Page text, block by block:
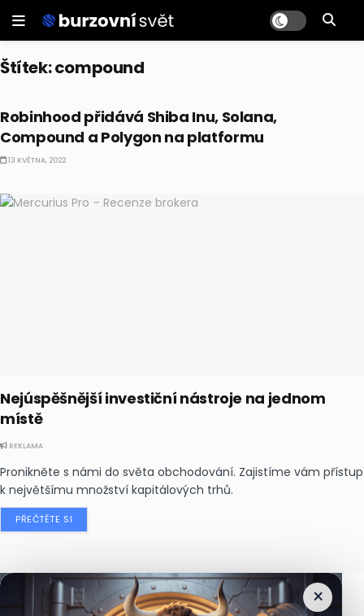
Štítek:compound
Robinhood přidává Shiba Inu, Solana,
Compound a Polygon na platformu
13 KVĚTNA, 2022
Nejúspěšnější investiční nástroje na jednom
místě
REKLAMA
Pronikněte s námi do světa obchodování. Zajistíme vám přístup
k největšímu množství kapitálových trhů.
PŘEČTĚTE SI
×
Nejčtenějšízprávy